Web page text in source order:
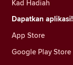
Kad Hadiah
Dapatkan aplikasi!
App Store
Google Play Store